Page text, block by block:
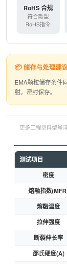
RoHS 合规
符合欧盟
RoHS指令
📦 储存与处理建
EMA颗粒储存条件
射。密封保存。
更多工程塑料型号
测试项目
密度
熔融指数
熔融温度
拉伸强度
断裂伸长率
邵氏硬度(A)